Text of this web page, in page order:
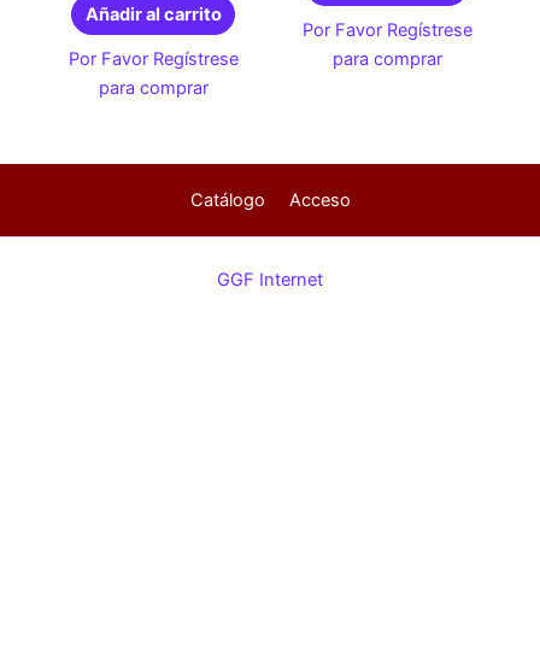
Añadir al carrito
Por Favor Regístrese
para comprar
Por Favor Regístrese
para comprar
Catálogo Acceso
GGF Internet